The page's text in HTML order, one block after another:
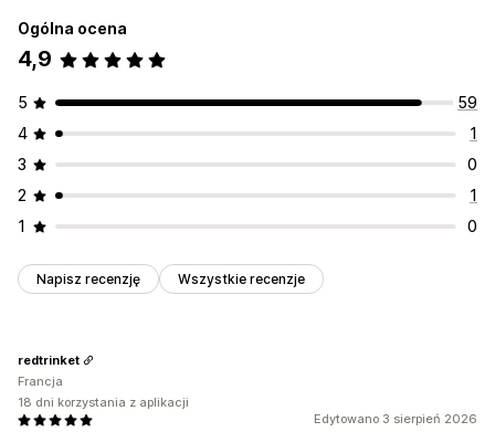
Ogólna ocena
4,9
5
59
4
1
3
0
2
1
1
0
Napisz recenzję Wszystkie recenzje
Edytowano 3 sierpień 2026
redtrinket
Francja
18 dni korzystania z aplikacji